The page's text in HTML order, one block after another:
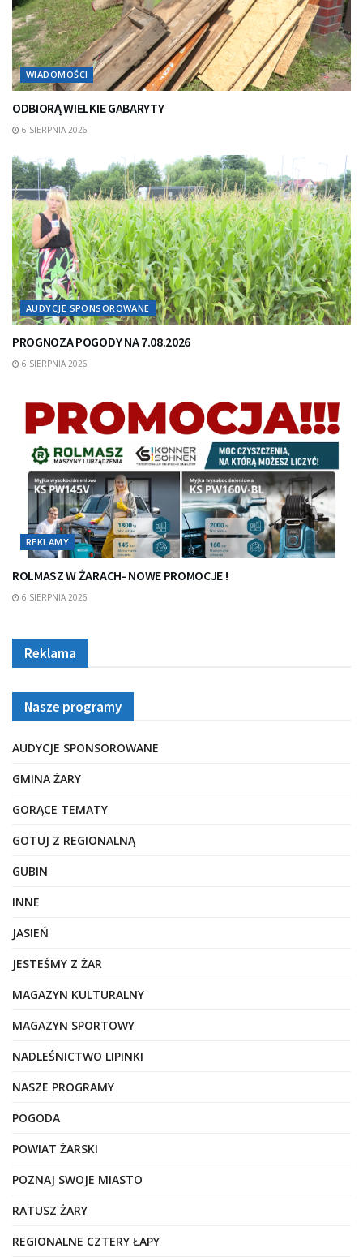
WIADOMOŚCI
ODBIORĄ WIELKIE GABARYTY
6 SIERPNIA 2026
AUDYCJE SPONSOROWANE
PROGNOZA POGODY NA 7.08.2026
6 SIERPNIA 2026
REKLAMY
ROLMASZ W ŻARACH- NOWE PROMOCJE !
6 SIERPNIA 2026
Reklama
Nasze programy
AUDYCJE SPONSOROWANE
GMINA ŻARY
GORĄCE TEMATY
GOTUJ Z REGIONALNĄ
GUBIN
INNE
JASIEŃ
JESTEŚMY Z ŻAR
MAGAZYN KULTURALNY
MAGAZYN SPORTOWY
NADLEŚNICTWO LIPINKI
NASZE PROGRAMY
POGODA
POWIAT ŻARSKI
POZNAJ SWOJE MIASTO
RATUSZ ŻARY
REGIONALNE CZTERY ŁAPY